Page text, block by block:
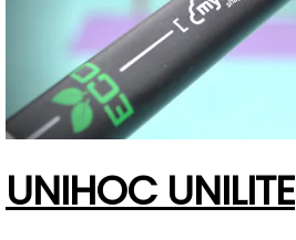
UNIHOC UNILITE